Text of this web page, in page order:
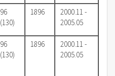
96
(130)
1896
2000.11 -
2005.05
96
(130)
1896
2000.11 -
2005.05